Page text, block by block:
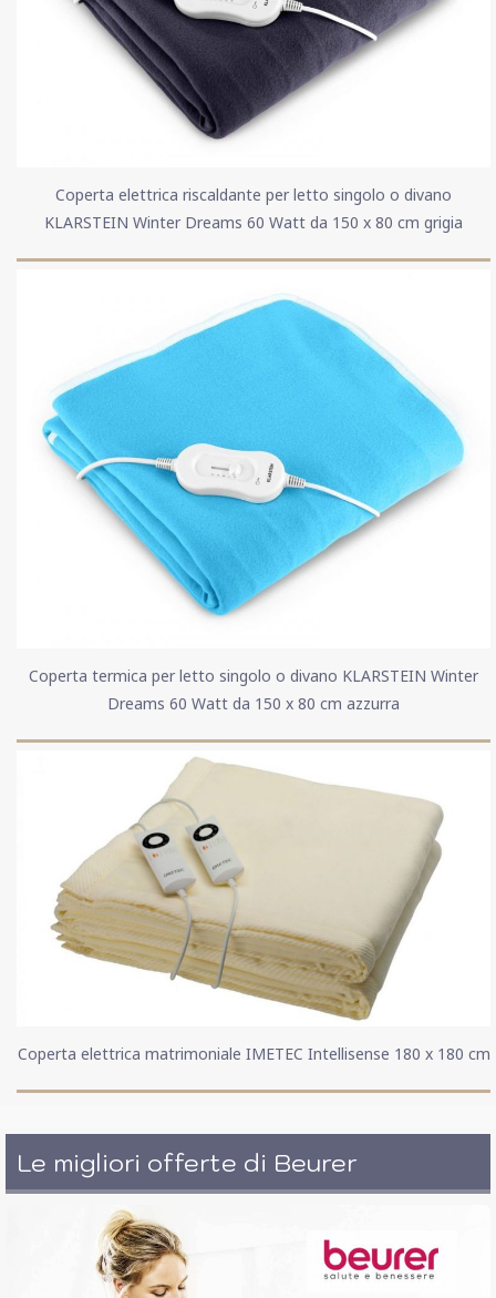
Coperta elettrica riscaldante per letto singolo o divano
KLARSTEIN Winter Dreams 60 Watt da 150 x 80 cm grigia
Coperta termica per letto singolo o divano KLARSTEIN Winter
Dreams 60 Watt da 150 x 80 cm azzurra
Coperta elettrica matrimoniale IMETEC Intellisense 180 x 180 cm
Le migliori offerte di Beurer